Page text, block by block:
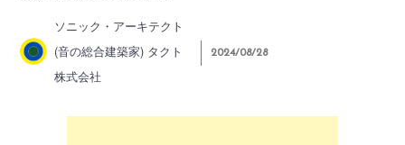
ソニック・アーキテクト
(音の総合建築家) タクト
株式会社
2024/08/28